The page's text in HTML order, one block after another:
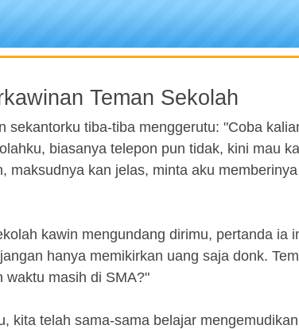
Teman Sekolah
sekantorku tiba-tiba menggerutu: "Coba
biasanya telepon pun tidak, kini mau
maksudnya kan jelas, minta aku
kawin mengundang dirimu, pertanda ia
hanya memikirkan uang saja donk.
waktu masih di SMA?"
kita telah sama-sama belajar